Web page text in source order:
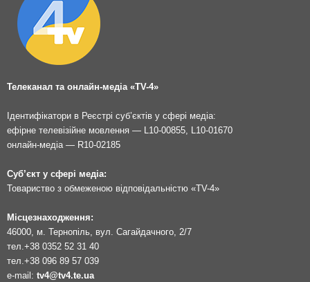
Телеканал та онлайн-медіа «TV-4»
Ідентифікатори в Реєстрі суб’єктів у сфері медіа:
ефірне телевізійне мовлення — L10-00855, L10-01670
онлайн-медіа — R10-02185
Суб’єкт у сфері медіа:
Товариство з обмеженою відповідальністю «TV-4»
Місцезнаходження:
46000, м. Тернопіль, вул. Сагайдачного, 2/7
тел. +38 0352 52 31 40
тел. +38 096 89 57 039
e-mail: tv4@tv4.te.ua